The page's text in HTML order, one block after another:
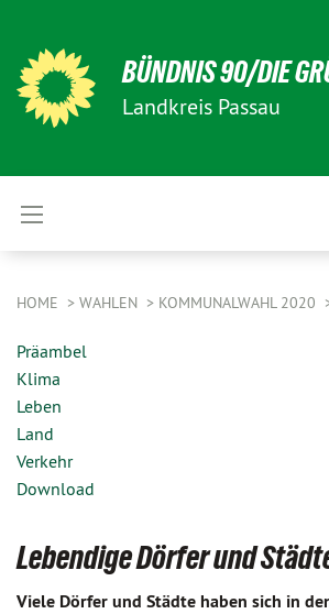
BÜNDNIS 90/DIE
Landkreis Passau
HOME WAHLEN KOMMUNALWAHL 2020
Präambel
Klima
Leben
Land
Verkehr
Download
Lebendige Dörfer und
Viele Dörfer und Städte haben sich in